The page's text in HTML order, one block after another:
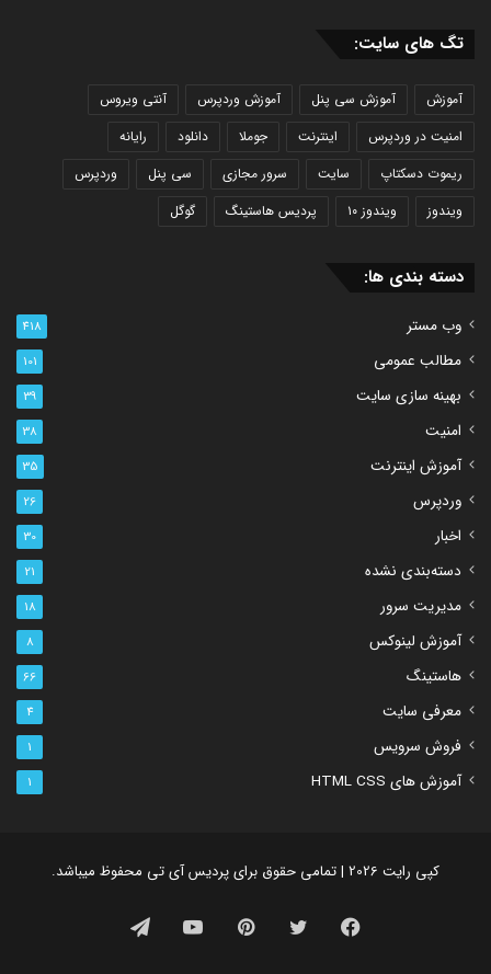
تگ های سایت:
آموزش آموزش سی پنل آموزش وردپرس
آنتی ویروس
امنیت در وردپرس
اینترنت جوملا دانلود
رایانه
ریموت دسکتاپ
سایت سرور مجازی سی پنل
وردپرس
ویندوز
ویندوز ۱۰ پردیس هاستینگ گوگل
دسته بندی ها:
وب مستر 418
مطالب عمومی 101
بهینه سازی سایت 39
امنیت 38
آموزش اینترنت 35
وردپرس 26
اخبار 30
دسته‌بندی نشده 21
مدیریت سرور 18
آموزش لینوکس 8
هاستینگ 66
معرفی سایت 4
فروش سرویس 1
آموزش های HTML CSS 1
کپی رایت 2026 | تمامی حقوق برای پردیس آی تی محفوظ میباشد.
فیس
توییتر‫پین‌ترستیوتیوبتلگرام